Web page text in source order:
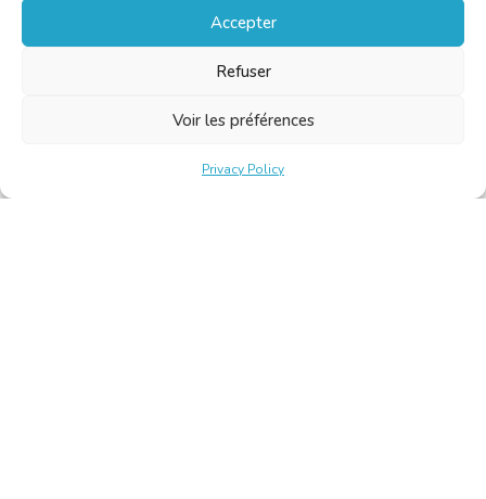
Accepter
Refuser
Voir les préférences
Privacy Policy